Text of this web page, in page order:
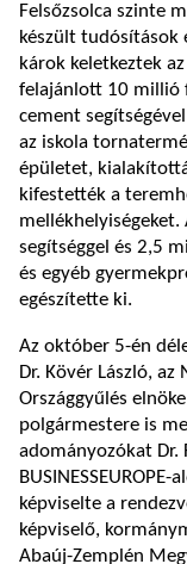
Felsőzsolca szinte
készült tudósítások
károk keletkeztek
felajánlott 10 millió
cement
az iskola
épületet,
kifestették a
mellékhelyiségeket.
segítséggel és 2,5
és egyéb
egészítette ki.
Az október 5-én
Dr. Kövér László, az
Országgyűlés
polgármestere is
adományozókat Dr.
képviselte a
képviselő,
Abaúj-Zemplén